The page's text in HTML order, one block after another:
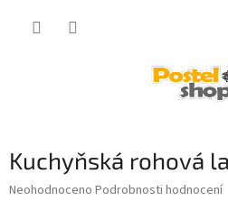
Kuchyňská rohová
Průměrné
Neohodnoceno Podrobnosti hodnocení